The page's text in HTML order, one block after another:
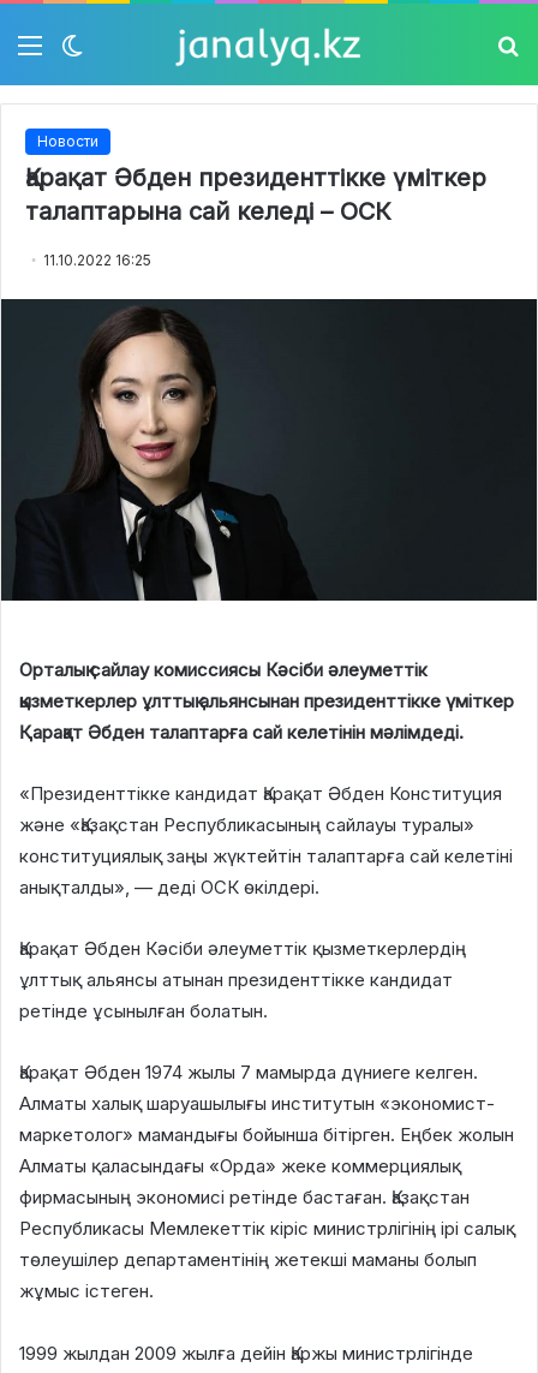
Мәзір
skin
Новости
Қарақат Әбден президенттікке үміткер
талаптарына сай келеді – ОСК
11.10.2022 16:25
Орталық сайлау комиссиясы Кәсіби әлеуметтік
қызметкерлер ұлттық альянсынан президенттікке үміткер
Қарақат Әбден талаптарға сай келетінін мәлімдеді.
«Президенттікке кандидат Қарақат Әбден Конституция
және «Қазақстан Республикасының сайлауы туралы»
конституциялық заңы жүктейтін талаптарға сай келетіні
анықталды», — деді ОСК өкілдері.
Қарақат Әбден Кәсіби әлеуметтік қызметкерлердің
ұлттық альянсы атынан президенттікке кандидат
ретінде ұсынылған болатын.
Қарақат Әбден 1974 жылы 7 мамырда дүниеге келген.
Алматы халық шаруашылығы институтын «экономист-
маркетолог» мамандығы бойынша бітірген. Еңбек жолын
Алматы қаласындағы «Орда» жеке коммерциялық
фирмасының экономисі ретінде бастаған. Қазақстан
Республикасы Мемлекеттік кіріс министрлігінің ірі салық
төлеушілер департаментінің жетекші маманы болып
жұмыс істеген.
1999 жылдан 2009 жылға дейін Қаржы министрлігінде